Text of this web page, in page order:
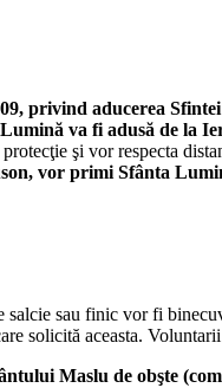
privind aducerea
va fi adusă de la
şi vor respecta
vor primi Sfânta
salcie sau finic vor fi
solicită aceasta.
Maslu de obşte